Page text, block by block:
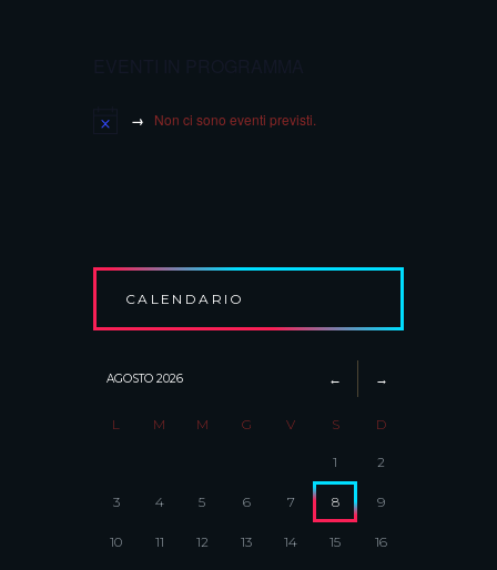
Non ci sono eventi previsti.
CALENDARIO
AGOSTO 2026
L M M G V S D
1 2
3 4 5 6 7 8 9
10 11 12 13 14 15 16